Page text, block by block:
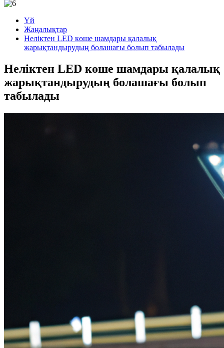
Үй
Жаңалықтар
Неліктен LED көше шамдары қалалық
жарықтандырудың болашағы болып табылады
Неліктен LED көше шамдары қалалық
жарықтандырудың болашағы болып
табылады